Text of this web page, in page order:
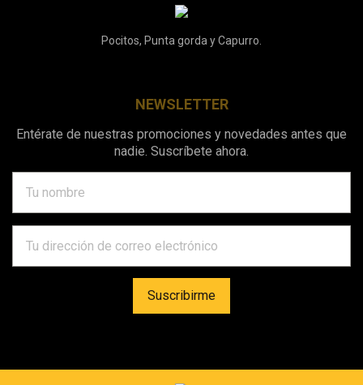
Pocitos, Punta gorda y Capurro.
NEWSLETTER
Entérate de nuestras promociones y novedades antes que
nadie. Suscríbete ahora.